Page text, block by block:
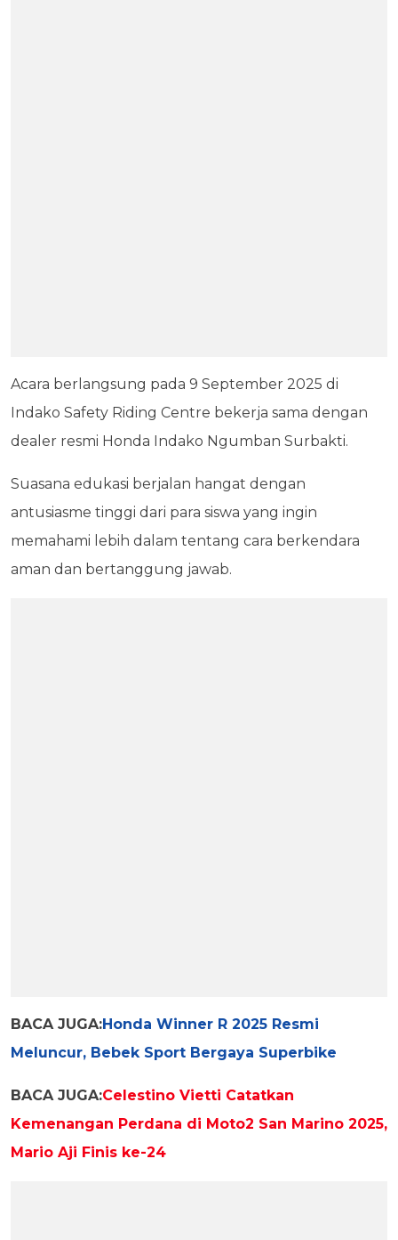
Acara berlangsung pada 9 September 2025 di
Indako Safety Riding Centre bekerja sama dengan
dealer resmi Honda Indako Ngumban Surbakti.
Suasana edukasi berjalan hangat dengan
antusiasme tinggi dari para siswa yang ingin
memahami lebih dalam tentang cara berkendara
aman dan bertanggung jawab.
BACA JUGA:Honda Winner R 2025 Resmi
Meluncur, Bebek Sport Bergaya Superbike
BACA JUGA:Celestino Vietti Catatkan
Kemenangan Perdana di Moto2 San Marino 2025,
Mario Aji Finis ke-24